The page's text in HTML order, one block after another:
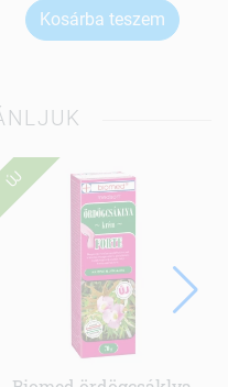
Kosárba teszem
ÚJ